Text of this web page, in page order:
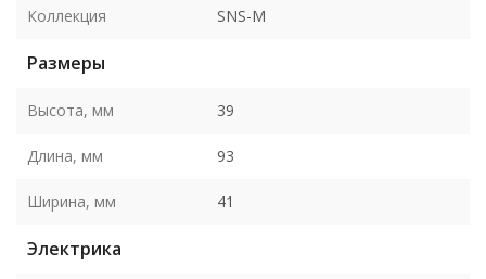
Коллекция SNS-M
Размеры
Высота, мм 39
Длина, мм 93
Ширина, мм 41
Электрика